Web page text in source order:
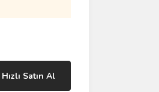
Hızlı Satın Al